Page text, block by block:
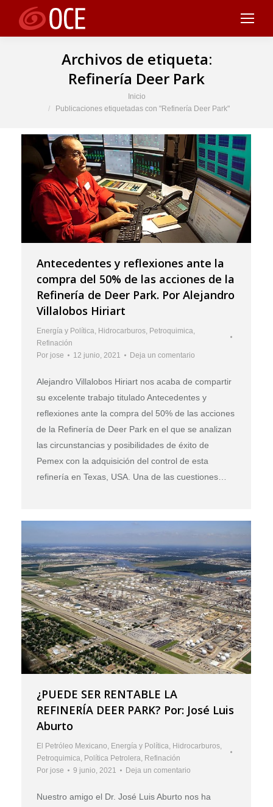
Archivos de etiqueta:
Refinería Deer Park
Inicio
Publicaciones etiquetadas con "Refinería Deer Park"
Antecedentes y reflexiones ante la
compra del 50% de las acciones de la
Refinería de Deer Park. Por Alejandro
Villalobos Hiriart
Energía y Política, Hidrocarburos, Petroquimica,
Refinación
Por jose 12 junio, 2021 Deja un comentario
Alejandro Villalobos Hiriart nos acaba de compartir
su excelente trabajo titulado Antecedentes y
reflexiones ante la compra del 50% de las acciones
de la Refinería de Deer Park en el que se analizan
las circunstancias y posibilidades de éxito de
Pemex con la adquisición del control de esta
refinería en Texas, USA. Una de las cuestiones…
¿PUEDE SER RENTABLE LA
REFINERÍA DEER PARK? Por: José Luis
Aburto
El Petróleo Mexicano, Energía y Política, Hidrocarburos,
Petroquimica, Política Petrolera, Refinación
Por jose 9 junio, 2021 Deja un comentario
Nuestro amigo el Dr. José Luis Aburto nos ha